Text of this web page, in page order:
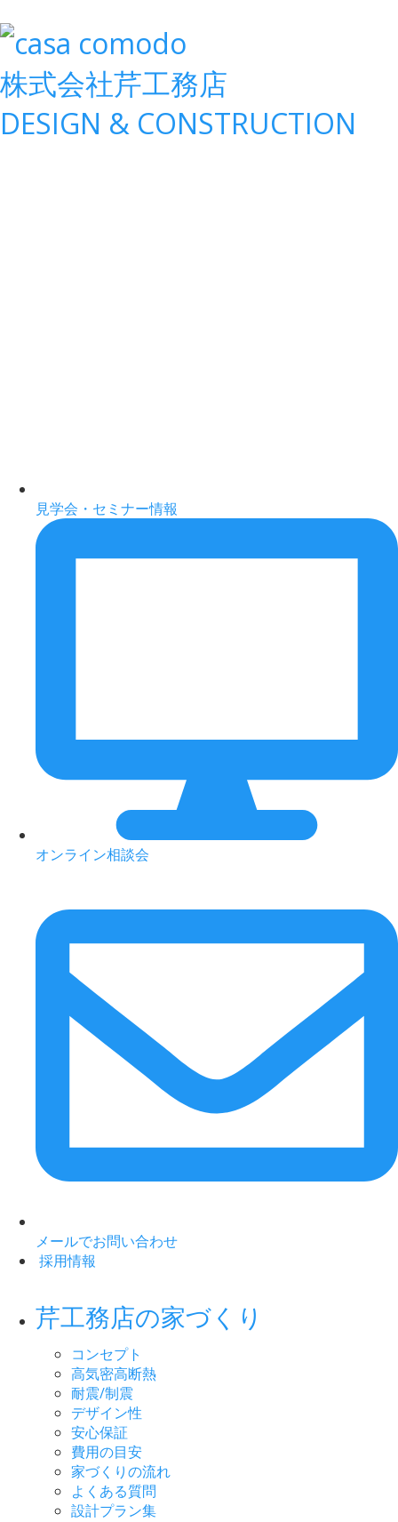
株式会社芹工務店
DESIGN & CONSTRUCTION
見学会・セミナー情報
オンライン相談会
メールでお問い合わせ
採用情報
芹工務店の家づくり
コンセプト
高気密高断熱
耐震/制震
デザイン性
安心保証
費用の目安
家づくりの流れ
よくある質問
設計プラン集